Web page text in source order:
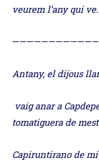
veurem l’any qui
Antany, el
vaig anar
tomatiguera de
Capiruntirano